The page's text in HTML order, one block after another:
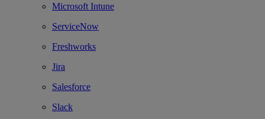
Microsoft Intune
ServiceNow
Freshworks
Jira
Salesforce
Slack